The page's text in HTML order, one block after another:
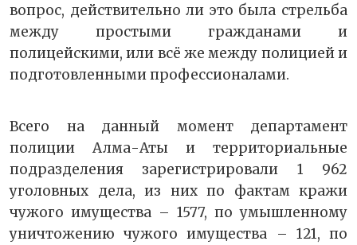
вопрос, действительно ли это была стрельба
между простыми гражданами и
полицейскими, или всё же между полицией и
подготовленными профессионалами.
Всего на данный момент департамент
полиции Алма-Аты и территориальные
подразделения зарегистрировали 1 962
уголовных дела, из них по фактам кражи
чужого имущества – 1577, по умышленному
уничтожению чужого имущества – 121, по